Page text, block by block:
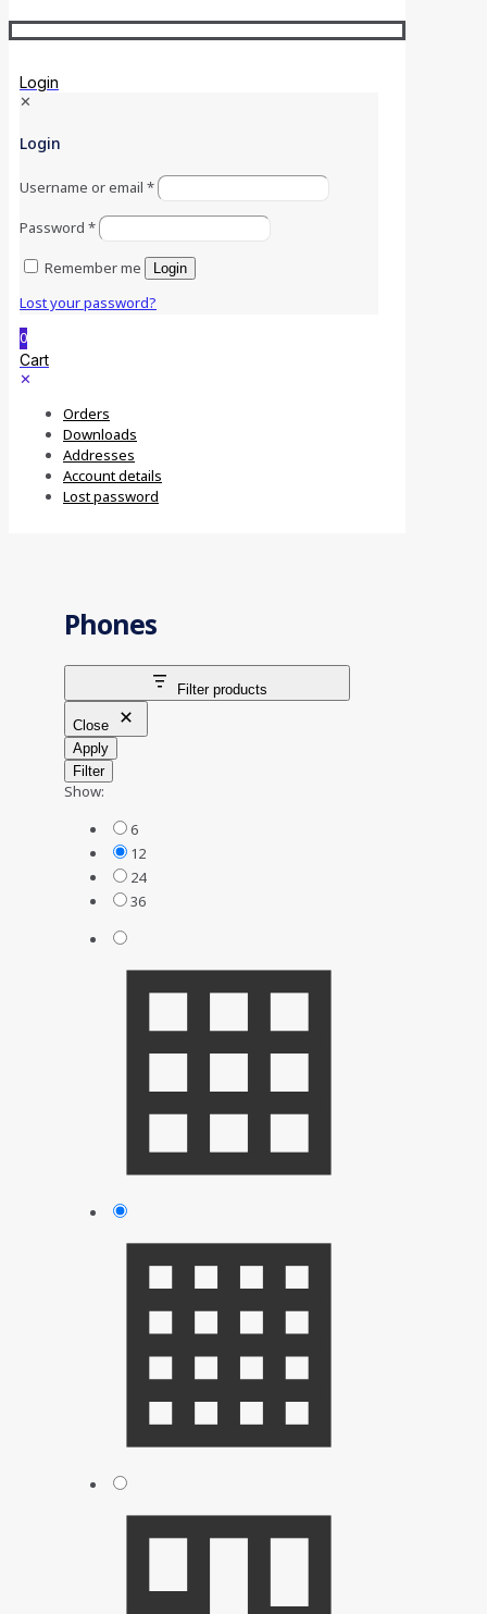
Login
✕
Login
Username or email *
Password *
Remember me
Login
Lost your password?
0
Cart
✕
Orders
Downloads
Addresses
Account details
Lost password
Phones
Filter products
Close
Apply
Filter
Show:
6
12
24
36